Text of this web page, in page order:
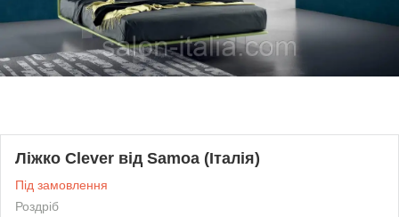
Ліжко Clever від Samoa (Італія)
Під замовлення
Роздріб